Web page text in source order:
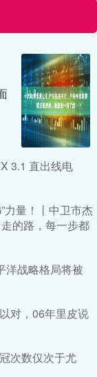
3.1 直出线电
力量！丨中卫市杰
的路，每一步都
洋战略格局将被
对，06年里皮说
次数仅次于尤